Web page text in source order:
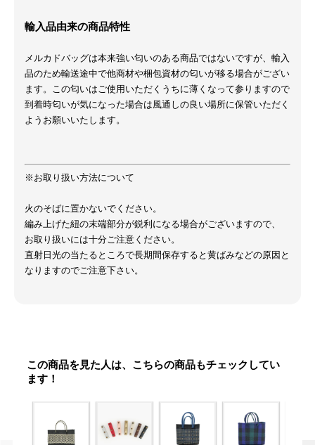
輸入品由来の商品特性
メルカドバッグは本来強い匂いのある商品ではないですが、輸入
品のため輸送途中で他商材や梱包資材の匂いが移る場合がござい
ます。この匂いはご使用いただくうちに薄くなって参りますので
到着時匂いが気になった場合は風通しの良い場所に保管いただく
ようお願いいたします。
※お取り扱い方法について
火のそばに置かないでください。
編み上げた紐の末端部分が鋭利になる場合がございますので、
お取り扱いには十分ご注意ください。
直射日光の当たるところで長期間保存すると黄ばみなどの原因と
なりますのでご注意下さい。
この商品を見た人は、こちらの商品もチェックしてい
ます！